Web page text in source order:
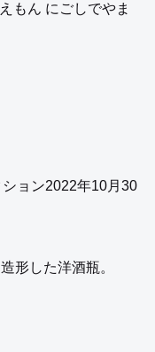
もん にごしでやま
ョン2022年10月30
形した洋酒瓶。